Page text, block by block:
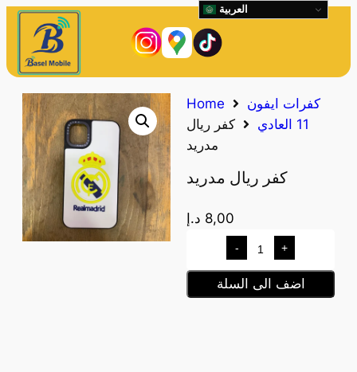
Home
كفرات ايفون
11 العادي
كفر ريال
مدريد
كفر ريال مدريد
8,00 د.إ
- +
اضف الى السلة
العربية